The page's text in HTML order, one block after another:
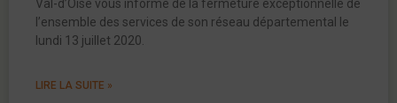
Val-d’Oise vous informe de la fermeture exceptionnelle de
l’ensemble des services de son réseau départemental le
lundi 13 juillet 2020.
LIRE LA SUITE »